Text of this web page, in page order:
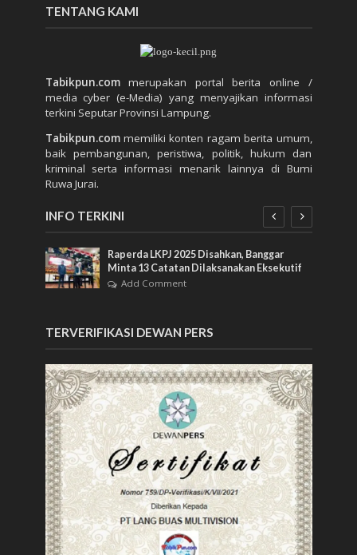
TENTANG KAMI
Tabikpun.commerupakan portal berita online /
media cyber (e-Media) yang menyajikan informasi
terkini Seputar Provinsi Lampung.
Tabikpun.commemiliki konten ragam berita umum,
baik pembangunan, peristiwa, politik, hukum dan
kriminal serta informasi menarik lainnya di Bumi
Ruwa Jurai.
INFO TERKINI
Raperda LKPJ 2025 Disahkan, Banggar
Minta 13 Catatan Dilaksanakan Eksekutif
Add Comment
TERVERIFIKASI DEWAN PERS